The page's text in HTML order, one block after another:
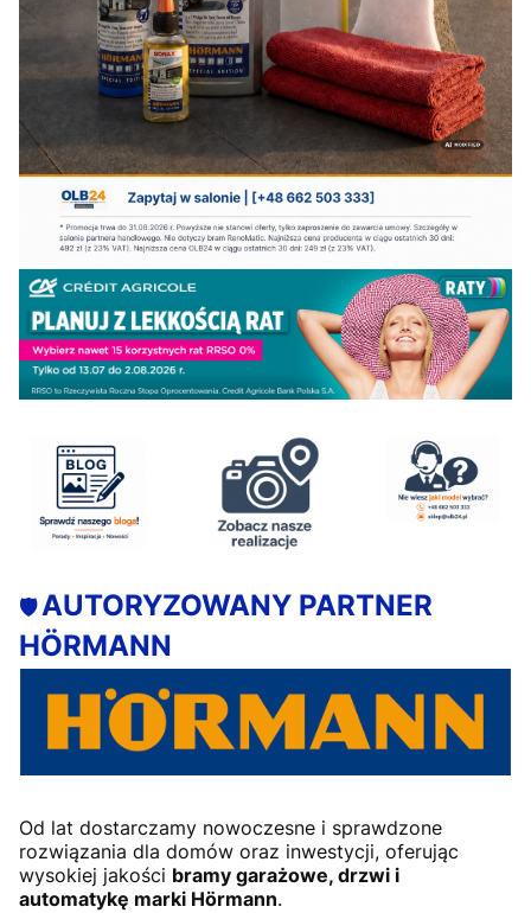
🛡️AUTORYZOWANY PARTNER
HÖRMANN
Od lat dostarczamy nowoczesne i sprawdzone
rozwiązania dla domów oraz inwestycji, oferując
wysokiej jakości bramy garażowe, drzwi i
automatykę marki Hörmann.